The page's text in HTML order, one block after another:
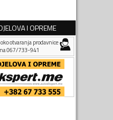
I OPREME
otvaranja prodavnice
067/733-941